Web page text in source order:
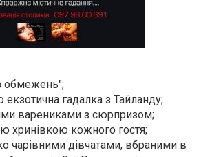
обмежень";
гадалка з Тайланду;
варениками з сюрпризом;
хринівкою кожного гостя;
чарівними дівчатами, вбраними в